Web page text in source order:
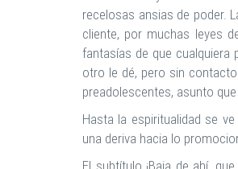
recelosas ansias de poder.
cliente, por muchas leyes
fantasías de que cualquiera
otro le dé, pero sin
preadolescentes, asunto
Hasta la espiritualidad se
una deriva hacia lo
El subtítulo ¡Baja de ahí,